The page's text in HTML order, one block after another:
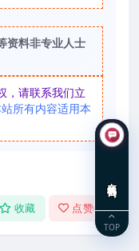
资料非专业人士
，请联系我们立
所有内容适用本
收藏 点赞(0)
TOP